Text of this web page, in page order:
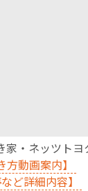
・ネッツトヨ
方動画案内】
ど詳細内容】